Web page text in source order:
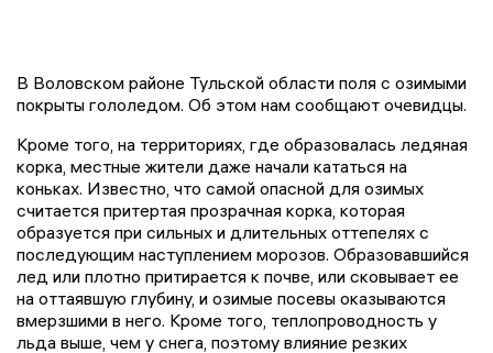
В Воловском районе Тульской области поля с озимыми
покрыты гололедом. Об этом нам сообщают очевидцы.
Кроме того, на территориях, где образовалась ледяная
корка, местные жители даже начали кататься на
коньках. Известно, что самой опасной для озимых
считается притертая прозрачная корка, которая
образуется при сильных и длительных оттепелях с
последующим наступлением морозов. Образовавшийся
лед или плотно притирается к почве, или сковывает ее
на оттаявшую глубину, и озимые посевы оказываются
вмерзшими в него. Кроме того, теплопроводность у
льда выше, чем у снега, поэтому влияние резких